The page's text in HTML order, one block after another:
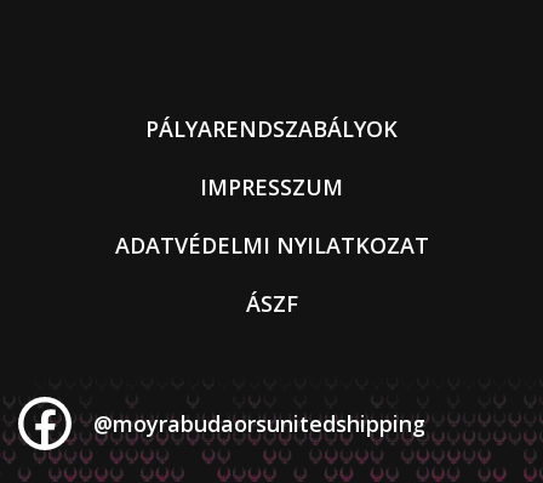
PÁLYARENDSZABÁLYOK
IMPRESSZUM
ADATVÉDELMI NYILATKOZAT
ÁSZF
@moyrabudaorsunitedshipping